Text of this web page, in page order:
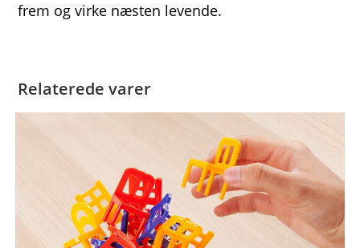
frem og virke næsten levende.
Relaterede varer